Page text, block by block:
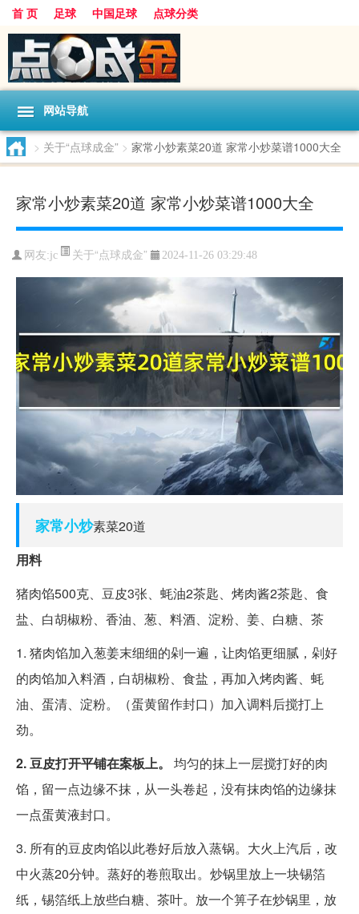
首 页 足球 中国足球 点球分类
网站导航
> 关于“点球成金” > 家常小炒素菜20道 家常小炒菜谱1000大全
家常小炒素菜20道 家常小炒菜谱1000大全
网友:jc 关于“点球成金” 2024-11-26 03:29:48
家常小炒素菜20道
用料
猪肉馅500克、豆皮3张、蚝油2茶匙、烤肉酱2茶匙、食
盐、白胡椒粉、香油、葱、料酒、淀粉、姜、白糖、茶
1. 猪肉馅加入葱姜末细细的剁一遍，让肉馅更细腻，剁好
的肉馅加入料酒，白胡椒粉、食盐，再加入烤肉酱、蚝
油、蛋清、淀粉。（蛋黄留作封口）加入调料后搅打上
劲。
2. 豆皮打开平铺在案板上。
均匀的抹上一层搅打好的肉
馅，留一点边缘不抹，从一头卷起，没有抹肉馅的边缘抹
一点蛋黄液封口。
3. 所有的豆皮肉馅以此卷好后放入蒸锅。大火上汽后，改
中火蒸20分钟。蒸好的卷煎取出。炒锅里放上一块锡箔
纸，锡箔纸上放些白糖、茶叶。放一个箅子在炒锅里，放